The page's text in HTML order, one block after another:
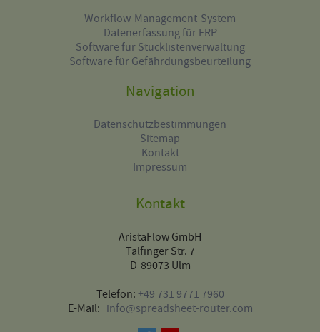
Workflow-Management-System
Datenerfassung für ERP
Software für Stücklistenverwaltung
Software für Gefährdungsbeurteilung
Navigation
Datenschutzbestimmungen
Sitemap
Kontakt
Impressum
Kontakt
AristaFlow GmbH
Talfinger Str. 7
D-89073 Ulm
Telefon:+49 731 9771 7960
E-Mail: info@spreadsheet-router.com